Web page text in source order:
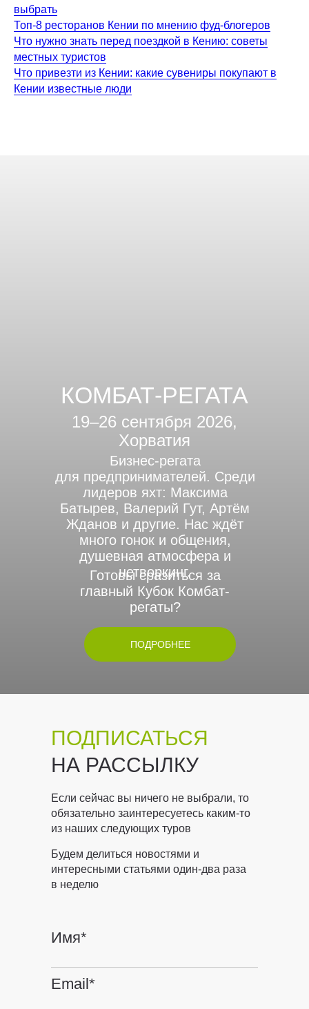
выбрать
Топ-8 ресторанов Кении по мнению фуд-блогеров
Что нужно знать перед поездкой в Кению: советы
местных туристов
Что привезти из Кении: какие сувениры покупают в
Кении известные люди
КОМБАТ-РЕГАТА
19–26 сентября 2026,
Хорватия
Бизнес-регата
для предпринимателей. Среди
лидеров яхт: Максима
Батырев, Валерий Гут, Артём
Жданов и другие. Нас ждёт
много гонок и общения,
душевная атмосфера и
нетворкинг.
Готовы сразиться за
главный Кубок Комбат-
регаты?
ПОДРОБНЕЕ
ПОДПИСАТЬСЯ
НА РАССЫЛКУ
Если сейчас вы ничего не выбрали, то
обязательно заинтересуетесь каким-то
из наших следующих туров
Имя*
Email*
Будем делиться новостями и
интересными статьями один-два раза
в неделю